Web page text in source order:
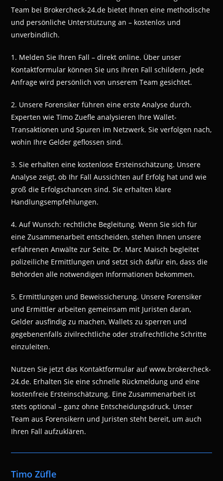
Team bei Brokercheck-24.de bietet Ihnen eine methodische
und persönliche Unterstützung an – kostenlos und
unverbindlich.
1. Melden Sie Ihren Fall – direkt online. Über unser
Kontaktformular können Sie uns Ihren Fall schildern. Jede
Anfrage wird persönlich von unserem Team gesichtet.
2. Unsere Forensiker führen eine erste Analyse durch.
Experten wie Timo Zuefle analysieren Ihre Wallet-
Transaktionen und Spuren im Netzwerk. Sie verfolgen nach,
wohin Ihre Gelder geflossen sind.
3. Sie erhalten eine kostenlose Ersteinschätzung. Unsere
Analyse zeigt, ob Ihr Fall Aussichten auf Erfolg hat und wie
groß die Erfolgschancen sind. Sie erhalten klare
Handlungsempfehlungen.
4. Auf Wunsch: rechtliche Begleitung. Wenn Sie sich für
eine Zusammenarbeit entscheiden, stehen Ihnen unsere
erfahrenen Anwälte zur Seite. Dr. Marc Maisch begleitet
polizeiliche Ermittlungen und setzt sich dafür ein, dass die
Behörden alle notwendigen Informationen bekommen.
5. Ermittlungen und Beweissicherung. Unsere Forensiker
und Ermittler arbeiten gemeinsam mit Juristen daran,
Gelder ausfindig zu machen, Wallets zu sperren und
gegebenenfalls zivilrechtliche oder strafrechtliche Schritte
einzuleiten.
Nutzen Sie jetzt das Kontaktformular auf www.brokercheck-
24.de. Erhalten Sie eine schnelle Rückmeldung und eine
kostenfreie Ersteinschätzung. Eine Zusammenarbeit ist
stets optional – ganz ohne Entscheidungsdruck. Unser
Team aus Forensikern und Juristen steht bereit, um auch
Ihren Fall aufzuklären.
Timo Züfle